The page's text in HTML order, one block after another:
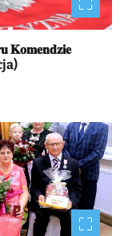
𝐊𝐨𝐦𝐞𝐧𝐝𝐳𝐢𝐞